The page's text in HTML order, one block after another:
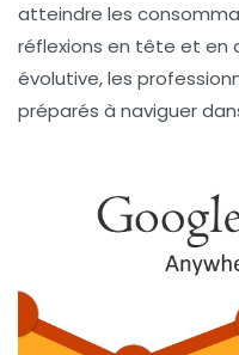
atteindre les
réflexions en tête et en
évolutive, les
préparés à naviguer